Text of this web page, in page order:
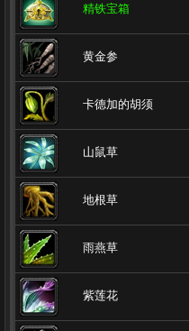
精铁宝箱
黄金参
卡德加的胡须
山鼠草
地根草
雨燕草
紫莲花